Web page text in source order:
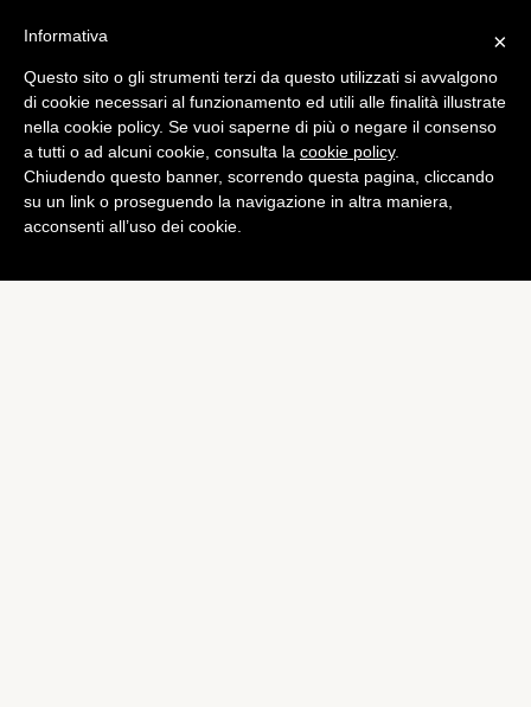
Mobile
Sony punta a vendere 50
milioni di smartphone nel
2013
diAlessandro Moretti
×
Informativa
Questo sito o gli strumenti terzi da questo utilizzati si avvalgono
di cookie necessari al funzionamento ed utili alle finalità illustrate
nella cookie policy. Se vuoi saperne di più o negare il consenso
a tutti o ad alcuni cookie, consulta la cookie policy.
Chiudendo questo banner, scorrendo questa pagina, cliccando
su un link o proseguendo la navigazione in altra maniera,
acconsenti all’uso dei cookie.